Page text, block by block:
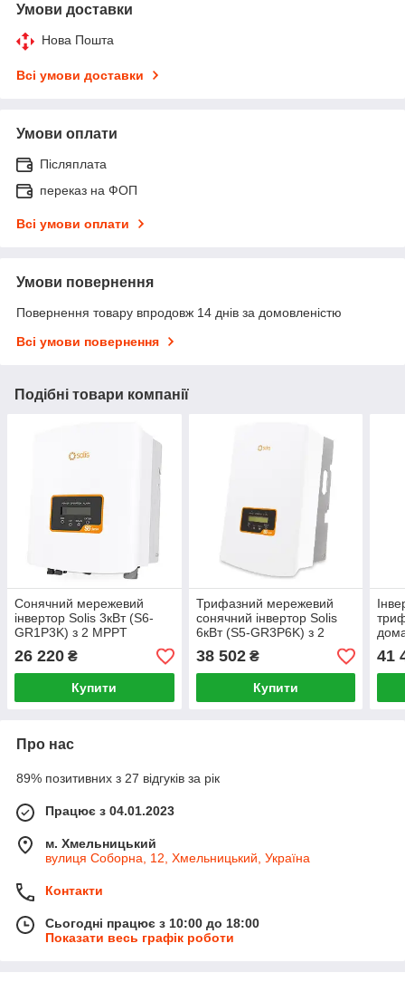
Умови доставки
Нова Пошта
Всі умови доставки
Умови оплати
Післяплата
переказ на ФОП
Всі умови оплати
Умови повернення
Повернення товару впродовж 14 днів за домовленістю
Всі умови повернення
Подібні товари компанії
Сонячний мережевий
інвертор Solis 3кВт (S6-
GR1P3K) з 2 MPPT
трекерами
26 220 ₴
Купити
Трифазний мережевий
сонячний інвертор Solis
6кВт (S5-GR3P6K) з 2
MPPT трекерами
38 502₴
Купити
5G
41
Про нас
89% позитивних з 27 відгуків за рік
Працює з 04.01.2023
м. Хмельницький
вулиця Соборна, 12, Хмельницький, Україна
Контакти
Сьогодні працює з 10:00 до 18:00
Показати весь графік роботи